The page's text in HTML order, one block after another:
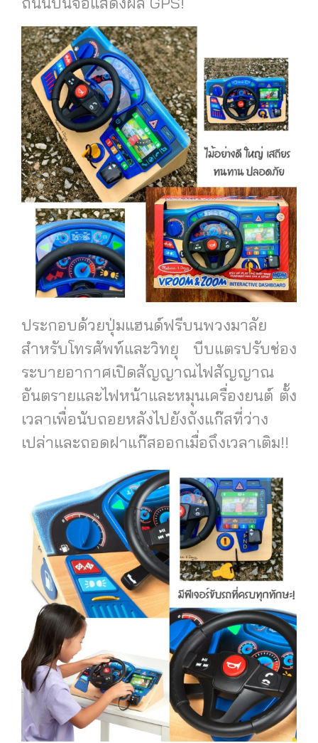
ประกอบด้วยปุ่มแฮนด์ฟรีบนพวงมาลัย
สำหรับโทรศัพท์และวิทยุ บีบแตรปรับช่อง
ระบายอากาศเปิดสัญญาณไฟสัญญาณ
อันตรายและไฟหน้าและหมุนเครื่องยนต์ ตั้ง
เวลาเพื่อนับถอยหลังไปยังถังแก๊สที่ว่าง
เปล่าและถอดฝาแก๊สออกเมื่อถึงเวลาเติม!!